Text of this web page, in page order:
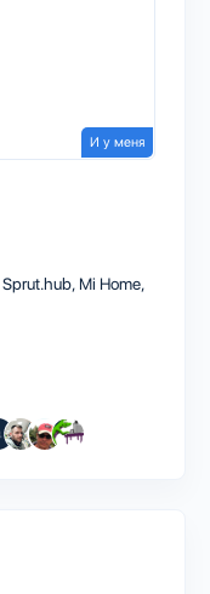
И у меня
Sprut.hub Mi Home